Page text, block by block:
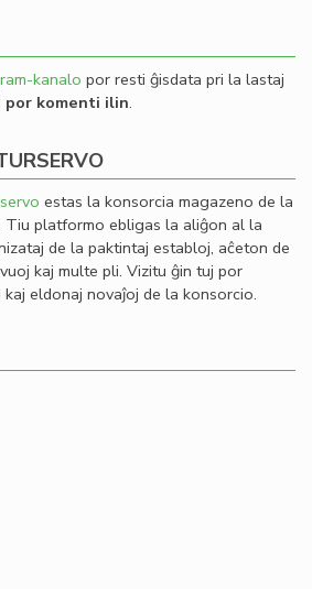
kanalo por resti ĝisdata pri la lastaj
por komenti ilin.
estas la konsorcia magazeno de la
Tiu platformo ebligas la aliĝon al la
de la paktintaj establoj, aĉeton de
kaj multe pli. Vizitu ĝin tuj por
eldonaj novaĵoj de la konsorcio.